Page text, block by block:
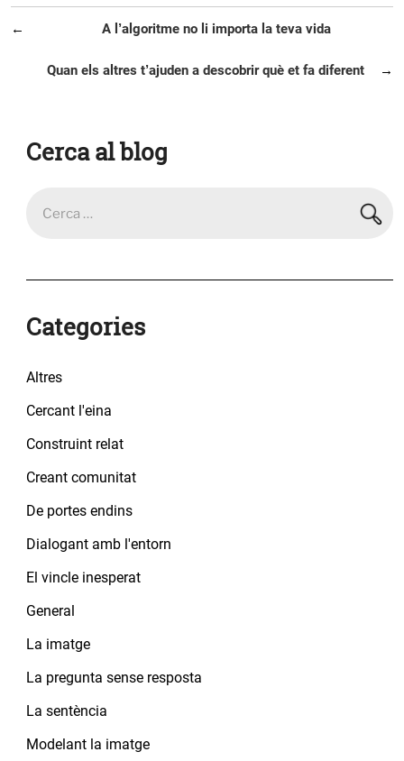
Navegació
d'entrades
Entrada
A l’algoritme no li importa la teva vida
Entrada
Quan els altres t’ajuden a descobrir què et fa diferent
Cerca al blog
Categories
Altres
Cercant l'eina
Construint relat
Creant comunitat
De portes endins
Dialogant amb l'entorn
El vincle inesperat
General
La imatge
La pregunta sense resposta
La sentència
Modelant la imatge